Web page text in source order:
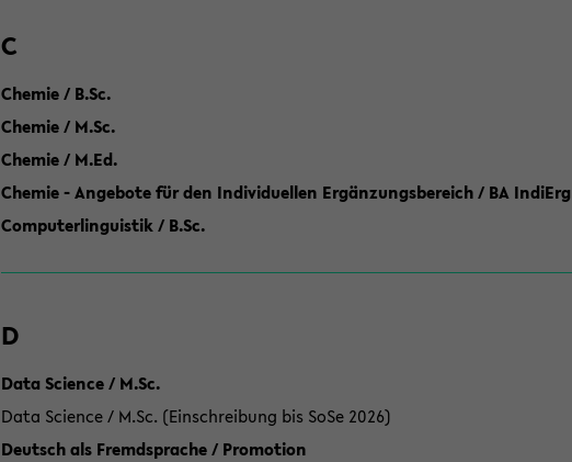
C
Chemie / B.Sc.
Chemie / M.Sc.
Chemie / M.Ed.
Chemie - Angebote für den Individuellen Ergänzungsbereich / BA IndiErg
Computerlinguistik / B.Sc.
D
Data Science / M.Sc.
Data Science / M.Sc. (Einschreibung bis SoSe 2026)
Deutsch als Fremdsprache / Promotion